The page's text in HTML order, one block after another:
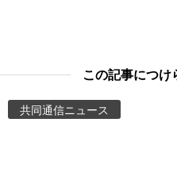
この記事につけ
共同通信ニュース